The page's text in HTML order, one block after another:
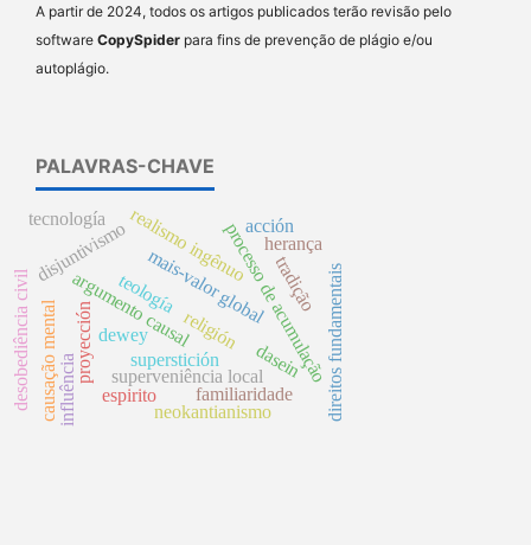
A partir de 2024, todos os artigos publicados terão revisão pelo
software CopySpider para fins de prevenção de plágio e/ou
autoplágio.
PALAVRAS-CHAVE
argumento causal
superstición
proyección processo de acumulação
mais-valor global
superveniência local
disjuntivismo
religión
realismo ingênuo
tecnología
dewey
teología direitos fundamentais
espirito
influência familiaridade
desobediência civil
neokantianismo
dasein
herança
tradição
acción
causação mental